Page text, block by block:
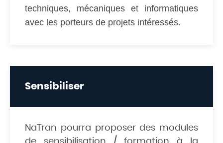
techniques, mécaniques et informatiques
avec les porteurs de projets intéressés.
Sensibiliser
NaTran pourra proposer des modules